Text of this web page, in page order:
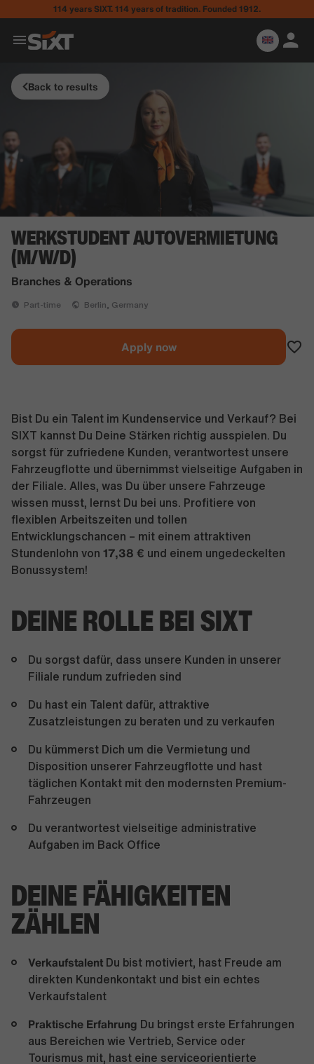
114 years SIXT. 114 years of tradition. Founded 1912.
Back to results
WERKSTUDENT AUTOVERMIETUNG
(M/W/D)
Branches & Operations
Part-time Berlin, Germany
Apply now
Bist Du ein Talent im Kundenservice und Verkauf? Bei
SIXT kannst Du Deine Stärken richtig ausspielen. Du
sorgst für zufriedene Kunden, verantwortest unsere
Fahrzeugflotte und übernimmst vielseitige Aufgaben in
der Filiale. Alles, was Du über unsere Fahrzeuge
wissen musst, lernst Du bei uns. Profitiere von
flexiblen Arbeitszeiten und tollen
Entwicklungschancen – mit einem attraktiven
Stundenlohn von 17,38 € und einem ungedeckelten
Bonussystem!
DEINE ROLLE BEI SIXT
Du sorgst dafür, dass unsere Kunden in unserer
Filiale rundum zufrieden sind
Du hast ein Talent dafür, attraktive
Zusatzleistungen zu beraten und zu verkaufen
Du kümmerst Dich um die Vermietung und
Disposition unserer Fahrzeugflotte und hast
täglichen Kontakt mit den modernsten Premium-
Fahrzeugen
Du verantwortest vielseitige administrative
Aufgaben im Back Office
DEINE FÄHIGKEITEN
ZÄHLEN
Verkaufstalent Du bist motiviert, hast Freude am
direkten Kundenkontakt und bist ein echtes
Verkaufstalent
Praktische Erfahrung Du bringst erste Erfahrungen
aus Bereichen wie Vertrieb, Service oder
Tourismus mit, hast eine serviceorientierte